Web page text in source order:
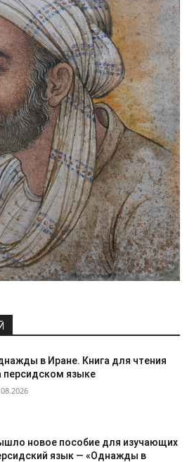
в Иране. Книга для чтения
персидском языке
новое пособие для изучающих
язык — «Однажды в